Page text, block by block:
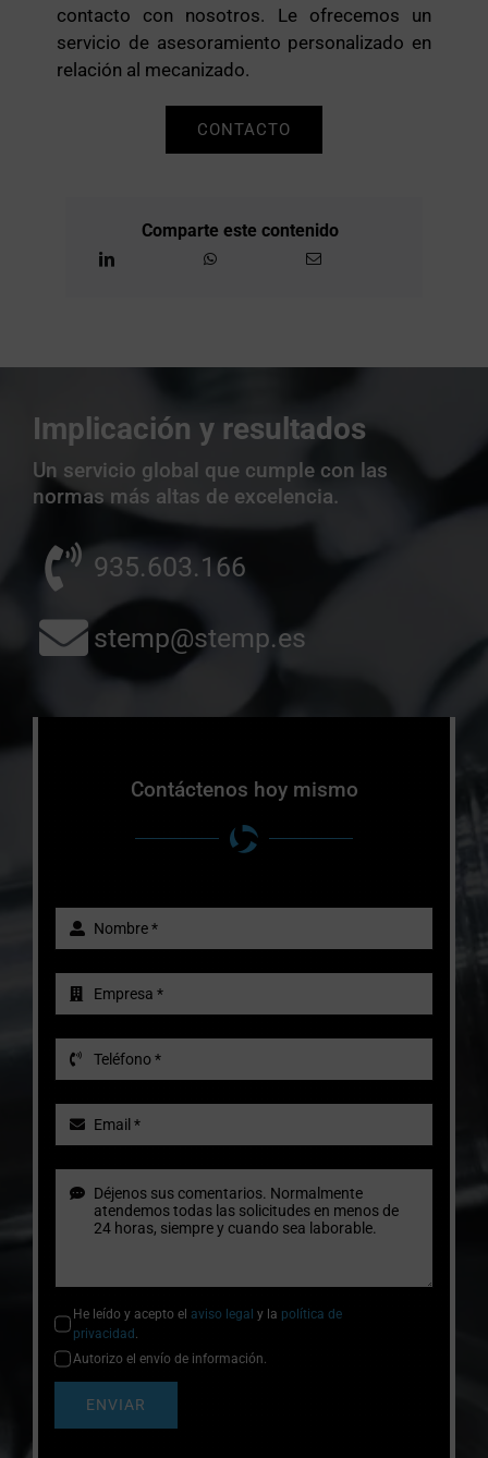
contacto con nosotros. Le ofrecemos un
servicio de asesoramiento personalizado en
relación al mecanizado.
CONTACTO
Comparte este contenido
Implicación y resultados
Un servicio global que cumple con las
normas más altas de excelencia.
935.603.166
stemp@stemp.es
Contáctenos hoy mismo
He leído y acepto el aviso legal y la política de
privacidad .
Autorizo el envío de información.
ENVIAR